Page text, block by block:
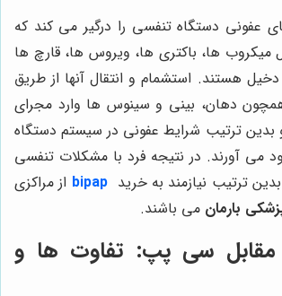
عفونی دستگاه تنفسی را درگیر می کند که
میکروب ها، باکتری ها، ویروس ها، قارچ ها
هستند. استشمام و انتقال آنها از طریق
دهان، بینی و سینوس ها وارد مجرای
ترتیب شرایط عفونی در سیستم دستگاه
آورند. در نتیجه فرد با مشکلات تنفسی
ترتیب نیازمند به خرید bipap
از مراکزی
بارمان می باشند.
سی پپ: تفاوت ها و